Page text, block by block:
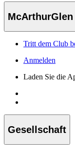
Tritt dem Club
Anmelden
Laden Sie die
Gesellschaft